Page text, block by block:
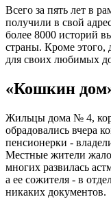
Всего за пять лет в
получили в свой
более 8000 историй
страны. Кроме этого,
для своих любимых
«Кошкин
Жильцы дома № 4,
обрадовались вчера
пенсионерки -
Местные жители
многих развилась
а ее сожителя - в
никаких документов.